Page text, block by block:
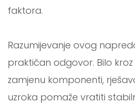
faktora.
Razumijevanje ovog
praktičan odgovor. Bilo
zamjenu komponenti,
uzroka pomaže vratiti